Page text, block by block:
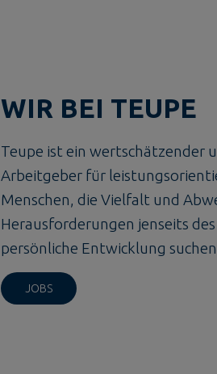
WIR BEI TEUPE
Teupe ist ein wertschätzender
Arbeitgeber für
Menschen, die Vielfalt und
Herausforderungen jenseits
persönliche Entwicklung
JOBS